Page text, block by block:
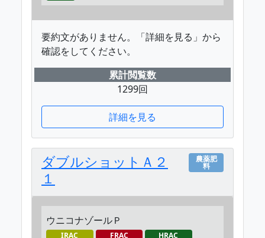
要約文がありません。「詳細を見る」から
確認をしてください。
累計閲覧数
1299回
詳細を見る
ダブルショットＡ２
１
農薬肥
料
ウニコナゾールＰ
IRAC FRAC HRAC